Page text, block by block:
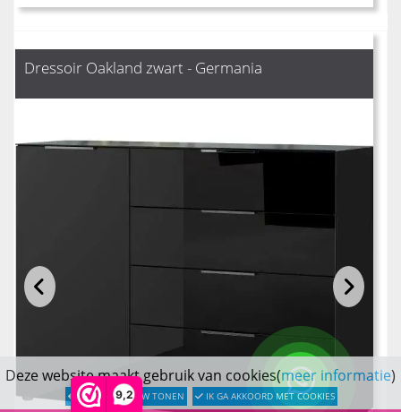
9,2
Dressoir Oakland zwart - Germania
Deze website maakt gebruik van cookies(meer informatie)
LATER OPNIEUW TONEN IK GA AKKOORD MET COOKIES